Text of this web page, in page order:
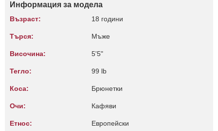
Информация за модела
Възраст: 18 години
Търся: Мъже
Височина: 5'5"
Тегло: 99 lb
Коса: Брюнетки
Очи: Кафяви
Етнос: Европейски